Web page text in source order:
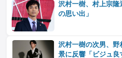
沢村一樹、村上宗隆
の思い出」
沢村一樹の次男、
景に反響「ビジュ良